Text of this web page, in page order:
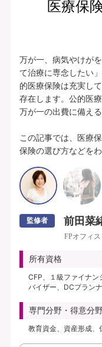
月払保険料
入院・手術
に備えられま
豊富な特約
ーズに合わ
きます。
あんしんパレット｜ていば
｜入院給付金日額5,000円
線治療給付金特約 5万円(
き、保険料払込免除特約な
無制限延長特則付き | | 保
払込期間：終身（総合先
2025-0355 2月17日
医療保
万が一、病気やけが
て治療に専念したい
的医療保険は充実し
存在します。公的医
万が一の出費に備え
この記事では、医療
保険の選び方などを
監修者 前田菜
FPオフィ
所有資格
CFP、１級ファイナン
バイザー、DCプラン
専門分野・得意分
教育資金、資産形成、